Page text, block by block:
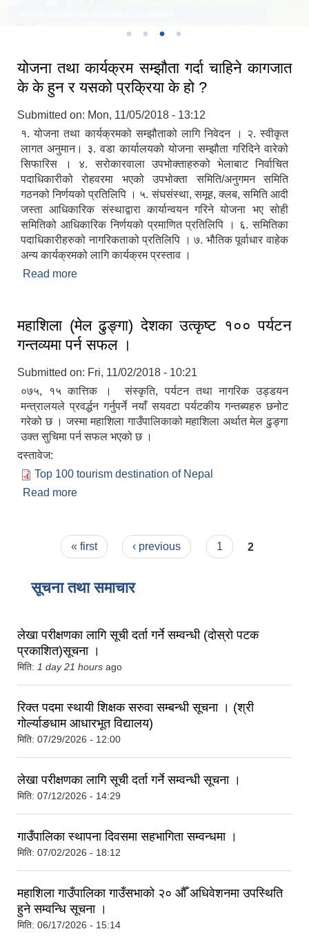
योजना तथा कार्यक्रम सम्झौता गर्दा चाहिने कागजात
के के हुन र यसको प्रक्रिया के हो ?
Submitted on: Mon, 11/05/2018 - 13:12
१. योजना तथा कार्यक्रमको सम्झौताको लागि निवेदन । २. स्वीकृत
लागत अनुमान। ३. वडा कार्यालयको योजना सम्झौता गरिदिने वारेको
सिफारिस । ४. सरोकारवाला उपभोक्ताहरुको भेलाबाट निर्वाचित
पदाधिकारीको रोहवरमा भएको उपभोक्ता समिति/अनुगमन समिति
गठनको निर्णयको प्रतिलिपि । ५. संघसंस्था, समूह, क्लब, समिति आदी
जस्ता आधिकारिक संस्थाद्वारा कार्यान्वयन गरिने योजना भए सोही
समितिको आधिकारिक निर्णयको प्रमाणित प्रतिलिपि । ६. समितिका
पदाधिकारीहरुको नागरिकताको प्रतिलिपि । ७. भौतिक पूर्वाधार वाहेक
अन्य कार्यक्रमको लागि कार्यक्रम प्रस्ताव ।
Read more
महाशिला (मेल ढुङ्‍गा) देशका उत्कृष्ट १०० पर्यटन
गन्तव्यमा पर्न सफल ।
Submitted on: Fri, 11/02/2018 - 10:21
०७५, १५ कात्तिक । संस्कृति, पर्यटन तथा नागरिक उड्डयन
मन्त्रालयले प्रवर्द्धन गर्नुपर्ने नयाँ सयवटा पर्यटकीय गन्तब्यहरु छनोट
गरेको छ । जस्मा महाशिला गाउँपालिकाको महाशिला अर्थात मेल ढुङ्‍गा
उक्त सुचिमा पर्न सफल भएको छ ।
दस्तावेज:
Top 100 tourism destination of Nepal
Read more
Pages« first ‹ previous 1 2
सूचना तथा समाचार
लेखा परीक्षणका लागि सूची दर्ता गर्ने सम्वन्धी (दोस्रो पटक
प्रकाशित)सूचना ।
मिति: 1 day 21 hours ago
रिक्त पदमा स्थायी शिक्षक सरुवा सम्बन्धी सूचना । (श्री
गोर्ल्याङधाम आधारभूत विद्यालय)
मिति: 07/29/2026 - 12:00
लेखा परीक्षणका लागि सूची दर्ता गर्ने सम्वन्धी सूचना ।
मिति: 07/12/2026 - 14:29
गाउँपालिका स्थापना दिवसमा सहभागिता सम्वन्धमा ।
मिति: 07/02/2026 - 18:12
महाशिला गाउँपालिका गाउँसभाको २० औँ अधिवेशनमा उपस्थिति
हुने सम्वन्धि सूचना ।
मिति: 06/17/2026 - 15:14